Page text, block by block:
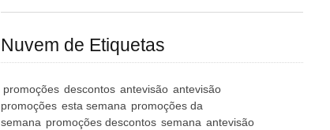
Nuvem de Etiquetas
promoções descontos antevisão antevisão
promoções esta semana promoções da
semana promoções descontos semana antevisão